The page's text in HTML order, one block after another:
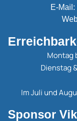
E-Mail:
Montag
Dienstag
Im Juli und
Sponsor